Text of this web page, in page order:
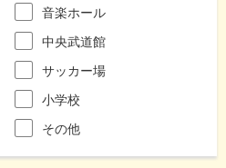
音楽ホール
中央武道館
サッカー場
小学校
その他